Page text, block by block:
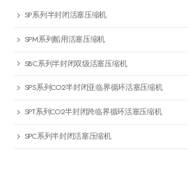
SP系列半封闭活塞压缩机
SPM系列船用活塞压缩机
SBC系列半封闭双级活塞压缩机
SPS系列CO2半封闭亚临界循环活塞压缩机
SPT系列CO2半封闭跨临界循环活塞压缩机
SPC系列半封闭活塞压缩机